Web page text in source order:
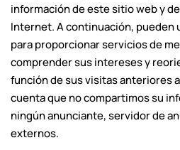
información de este sitio web y
Internet. A continuación, pueden
para proporcionar servicios de
comprender sus intereses y
función de sus visitas anteriores
cuenta que no compartimos su
ningún anunciante, servidor de
externos.